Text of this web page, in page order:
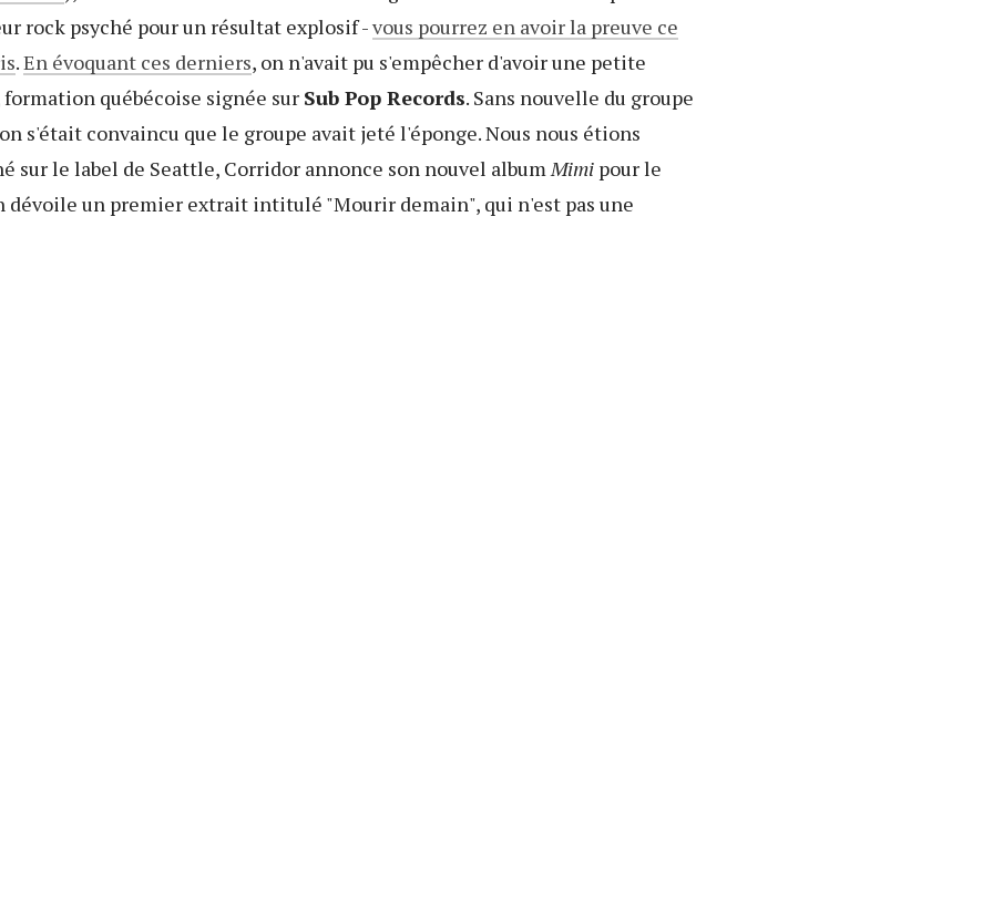
rock psyché pour un résultat explosif -vous pourrez en avoir la preuve ce
.En évoquant ces derniers, on n'avait pu s'empêcher d'avoir une petite
formation québécoise signée sur Sub Pop Records. Sans nouvelle du groupe
s'était convaincu que le groupe avait jeté l'éponge. Nous nous étions
sur le label de Seattle, Corridor annonce son nouvel albumMimipour le
dévoile un premier extrait intitulé "Mourir demain", qui n'est pas une